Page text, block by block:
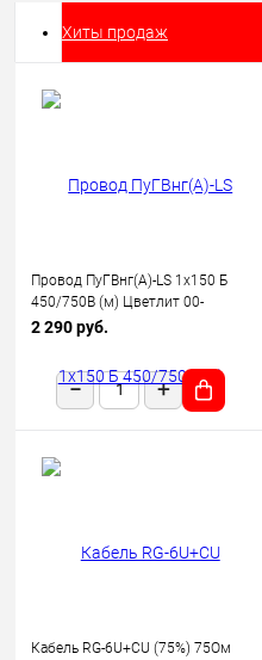
Хиты продаж
Провод ПуГВнг(А)-LS 1х150 Б
450/750В (м) Цветлит 00-
00130523
2 290 руб.
Кабель RG-6U+CU (75%) 75Ом